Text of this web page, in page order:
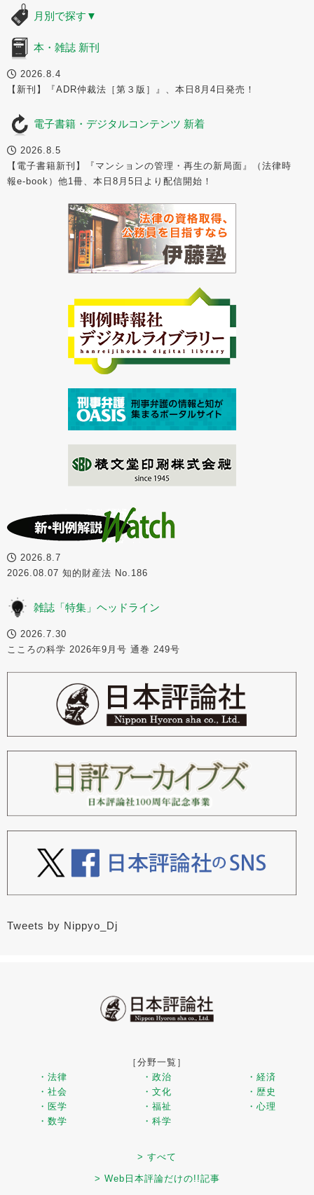
月別で探す ▼
本・雑誌 新刊
2026.8.4
【新刊】『ADR仲裁法［第３版］』、本日8月4日発売！
電子書籍・デジタルコンテンツ 新着
2026.8.5
【電子書籍新刊】『マンションの管理・再生の新局面』（法律時
報e-book）他1冊、本日8月5日より配信開始！
2026.8.7
2026.08.07 知的財産法 No.186
雑誌「特集」ヘッドライン
2026.7.30
こころの科学 2026年9月号 通巻 249号
Tweets by Nippyo_Dj
［分野一覧］
・法律
・政治
・経済
・社会
・文化
・歴史
・医学
・福祉
・心理
・数学
・科学
> すべて
> Web日本評論だけの!!記事